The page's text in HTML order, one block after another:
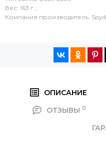
Вес: 163 г.;
Компания производитель:
ОПИСАНИЕ
ОТЗЫВЫ 0